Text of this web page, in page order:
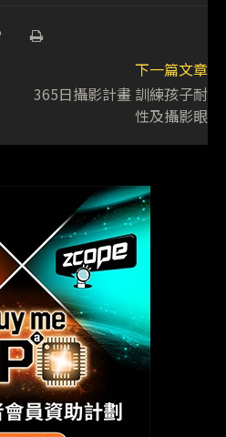
下一篇文章
365日攝影計畫 訓練孩子耐
性及攝影眼